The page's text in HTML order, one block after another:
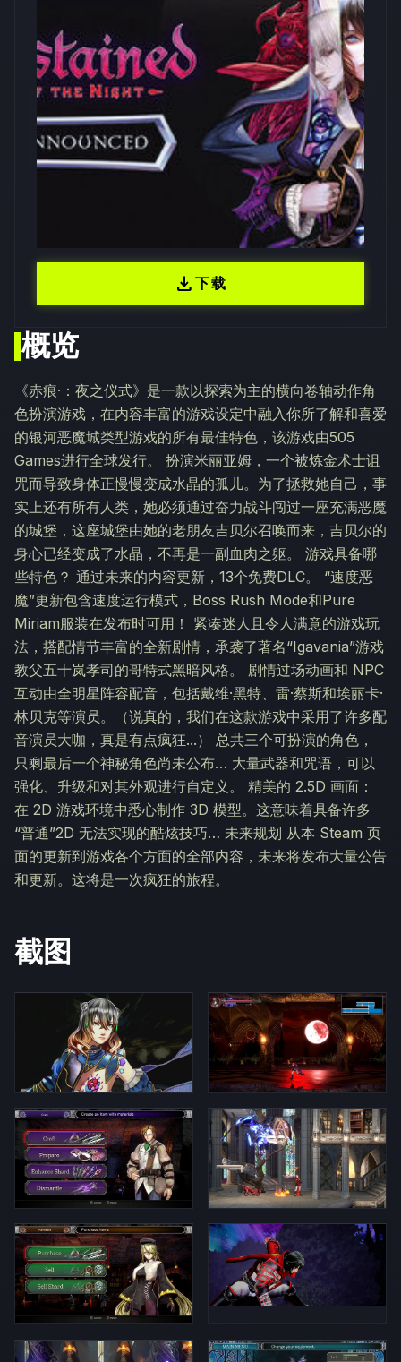
概览
《赤痕·：夜之仪式》是一款以探索为主的横向卷轴动作角
色扮演游戏，在内容丰富的游戏设定中融入你所了解和喜爱
的银河恶魔城类型游戏的所有最佳特色，该游戏由505
Games进行全球发行。 扮演米丽亚姆，一个被炼金术士诅
咒而导致身体正慢慢变成水晶的孤儿。为了拯救她自己，事
实上还有所有人类，她必须通过奋力战斗闯过一座充满恶魔
的城堡，这座城堡由她的老朋友吉贝尔召唤而来，吉贝尔的
身心已经变成了水晶，不再是一副血肉之躯。 游戏具备哪
些特色？ 通过未来的内容更新，13个免费DLC。 “速度恶
魔”更新包含速度运行模式，Boss Rush Mode和Pure
Miriam服装在发布时可用！ 紧凑迷人且令人满意的游戏玩
法，搭配情节丰富的全新剧情，承袭了著名“Igavania”游戏
教父五十岚孝司的哥特式黑暗风格。 剧情过场动画和 NPC
互动由全明星阵容配音，包括戴维·黑特、雷·蔡斯和埃丽卡·
林贝克等演员。（说真的，我们在这款游戏中采用了许多配
音演员大咖，真是有点疯狂...） 总共三个可扮演的角色，
只剩最后一个神秘角色尚未公布… 大量武器和咒语，可以
强化、升级和对其外观进行自定义。 精美的 2.5D 画面：
在 2D 游戏环境中悉心制作 3D 模型。这意味着具备许多
“普通”2D 无法实现的酷炫技巧… 未来规划 从本 Steam 页
面的更新到游戏各个方面的全部内容，未来将发布大量公告
和更新。这将是一次疯狂的旅程。
截图
download下载